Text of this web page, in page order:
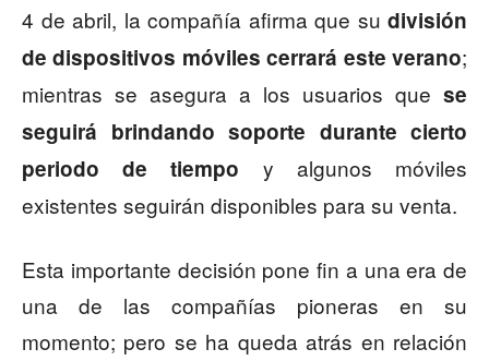
4 de abril, la compañía afirma que su división
de dispositivos móviles cerrará este verano;
mientras se asegura a los usuarios que se
seguirá brindando soporte durante cierto
periodo de tiempo y algunos móviles
existentes seguirán disponibles para su venta.
Esta importante decisión pone fin a una era de
una de las compañías pioneras en su
momento; pero se ha queda atrás en relación